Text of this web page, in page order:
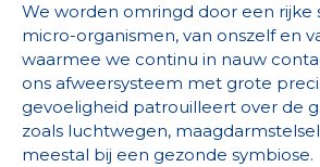
We worden omringd door een rijke
micro-organismen, van onszelf en
waarmee we continu in nauw
ons afweersysteem met grote
gevoeligheid patrouilleert over de
zoals luchtwegen,
meestal bij een gezonde symbiose.